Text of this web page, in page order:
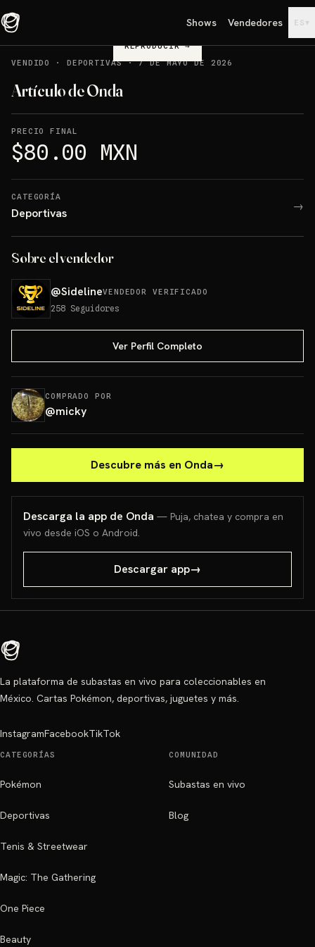
Shows Vendedores ES ▾
REPRODUCIR→
VENDIDO
· DEPORTIVAS·7 DE MAYO DE 2026
Artículo de Onda
PRECIO FINAL
$80.00 MXN
CATEGORÍA
Deportivas →
Sobre el vendedor
@SidelineVENDEDOR VERIFICADO
258 Seguidores
Ver Perfil Completo
COMPRADO POR
@micky
Descubre más en Onda→
Descarga la app de Onda — Puja, chatea y compra en
vivo desde iOS o Android.
Descargar app→
La plataforma de subastas en vivo para coleccionables en
México. Cartas Pokémon, deportivas, juguetes y más.
InstagramFacebookTikTok
CATEGORÍAS
Pokémon
Deportivas
Tenis & Streetwear
Magic: The Gathering
One Piece
Beauty
COMUNIDAD
Subastas en vivo
Blog